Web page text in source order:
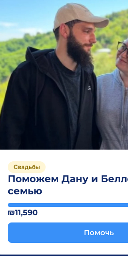
Свадьбы
Поможем Дану и
семью
₪11,590
Помочь